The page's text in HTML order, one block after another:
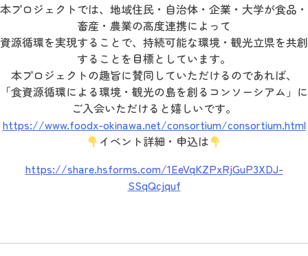
本プロジェクトでは、地域住民・自治体・企業・大学が食品・
畜産・農業の高度連携によって
資源循環を実現することで、持続可能な環境・観光立県を共創
することを目標としています。
本プロジェクトの趣旨に賛同していただけるのであれば、
「食資源循環による環境・観光の島を創るコンソーシアム」に
ご入会いただけると嬉しいです。
https://www.foodx-okinawa.net/consortium/consortium.html
イベント詳細・申込は
https://share.hsforms.com/1EeVqKZPxRjGuP3XDJ-
SSqQcjquf